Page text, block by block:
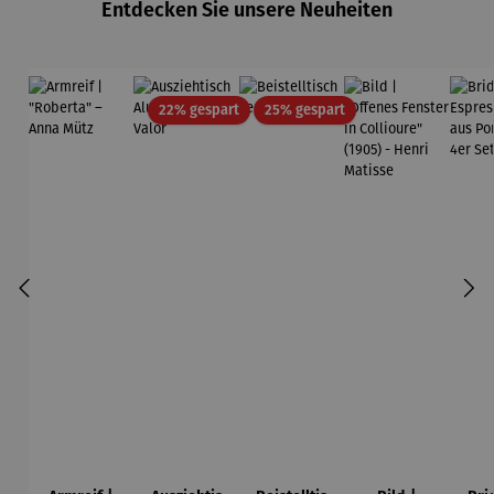
EditionEntdecken Sie unsere Neuheiten
22% gespartRabatt25% gespartRabatt